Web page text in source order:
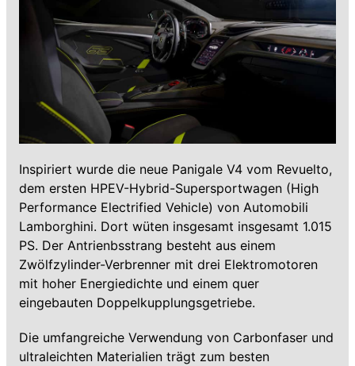
Inspiriert wurde die neue Panigale V4 vom Revuelto,
dem ersten HPEV-Hybrid-Supersportwagen (High
Performance Electrified Vehicle) von Automobili
Lamborghini. Dort wüten insgesamt insgesamt 1.015
PS. Der Antrienbsstrang besteht aus einem
Zwölfzylinder-Verbrenner mit drei Elektromotoren
mit hoher Energiedichte und einem quer
eingebauten Doppelkupplungsgetriebe.
Die umfangreiche Verwendung von Carbonfaser und
ultraleichten Materialien trägt zum besten